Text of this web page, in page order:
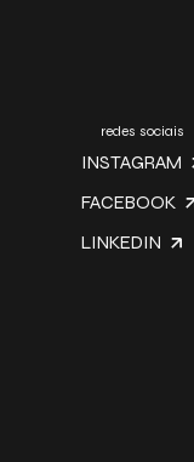
redes sociais
INSTAGRAM
FACEBOOK
LINKEDIN